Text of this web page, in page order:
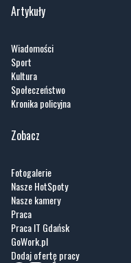
Artykuły
Wiadomości
Sport
Kultura
Społeczeństwo
Kronika policyjna
Zobacz
Fotogalerie
Nasze HotSpoty
Nasze kamery
Praca
Praca IT Gdańsk
GoWork.pl
Dodaj ofertę pracy